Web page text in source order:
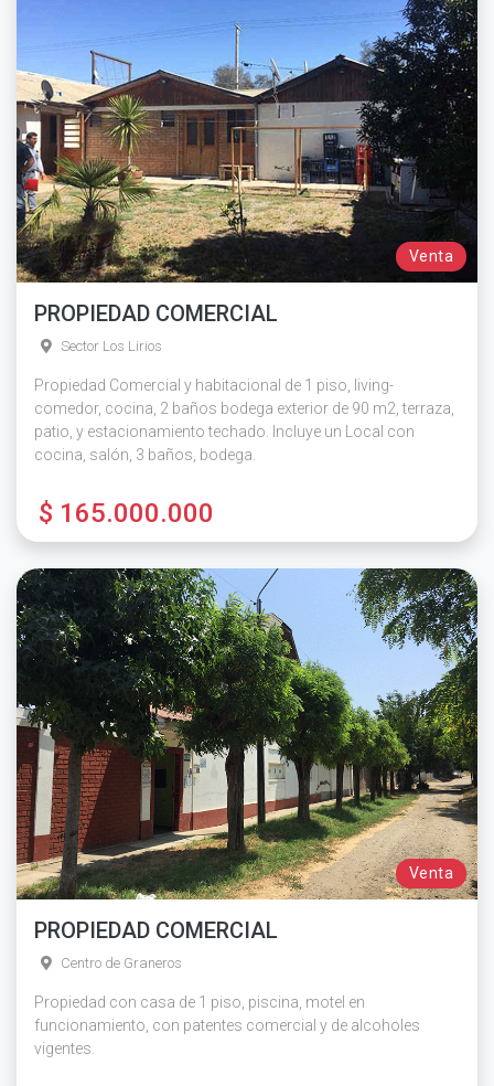
Venta
PROPIEDAD COMERCIAL
Sector Los Lirios
Propiedad Comercial y habitacional de 1 piso, living-
comedor, cocina, 2 baños bodega exterior de 90 m2, terraza,
patio, y estacionamiento techado. Incluye un Local con
cocina, salón, 3 baños, bodega.
$ 165.000.000
Venta
PROPIEDAD COMERCIAL
Centro de Graneros
Propiedad con casa de 1 piso, piscina, motel en
funcionamiento, con patentes comercial y de alcoholes
vigentes.